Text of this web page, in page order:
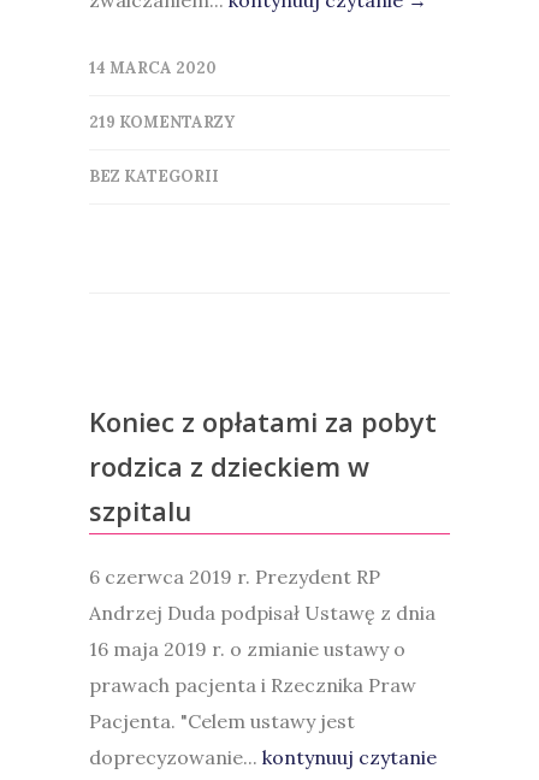
14 MARCA 2020
219 KOMENTARZY
BEZ KATEGORII
Koniec z opłatami za pobyt
rodzica z dzieckiem w
szpitalu
6 czerwca 2019 r. Prezydent RP
Andrzej Duda podpisał Ustawę z dnia
16 maja 2019 r. o zmianie ustawy o
prawach pacjenta i Rzecznika Praw
Pacjenta. "Celem ustawy jest
doprecyzowanie... kontynuuj czytanie